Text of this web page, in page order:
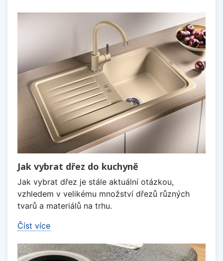
Jak vybrat dřez do kuchyně
Jak vybrat dřez je stále aktuální otázkou,
vzhledem v velikému množství dřezů různých
tvarů a materiálů na trhu.
Číst více